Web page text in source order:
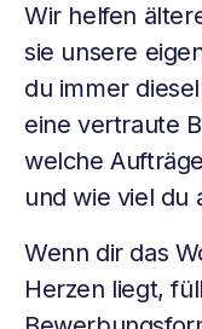
Wir helfen
sie unsere
du immer
eine vertraute
welche
und wie viel du
Wenn dir das
Herzen liegt,